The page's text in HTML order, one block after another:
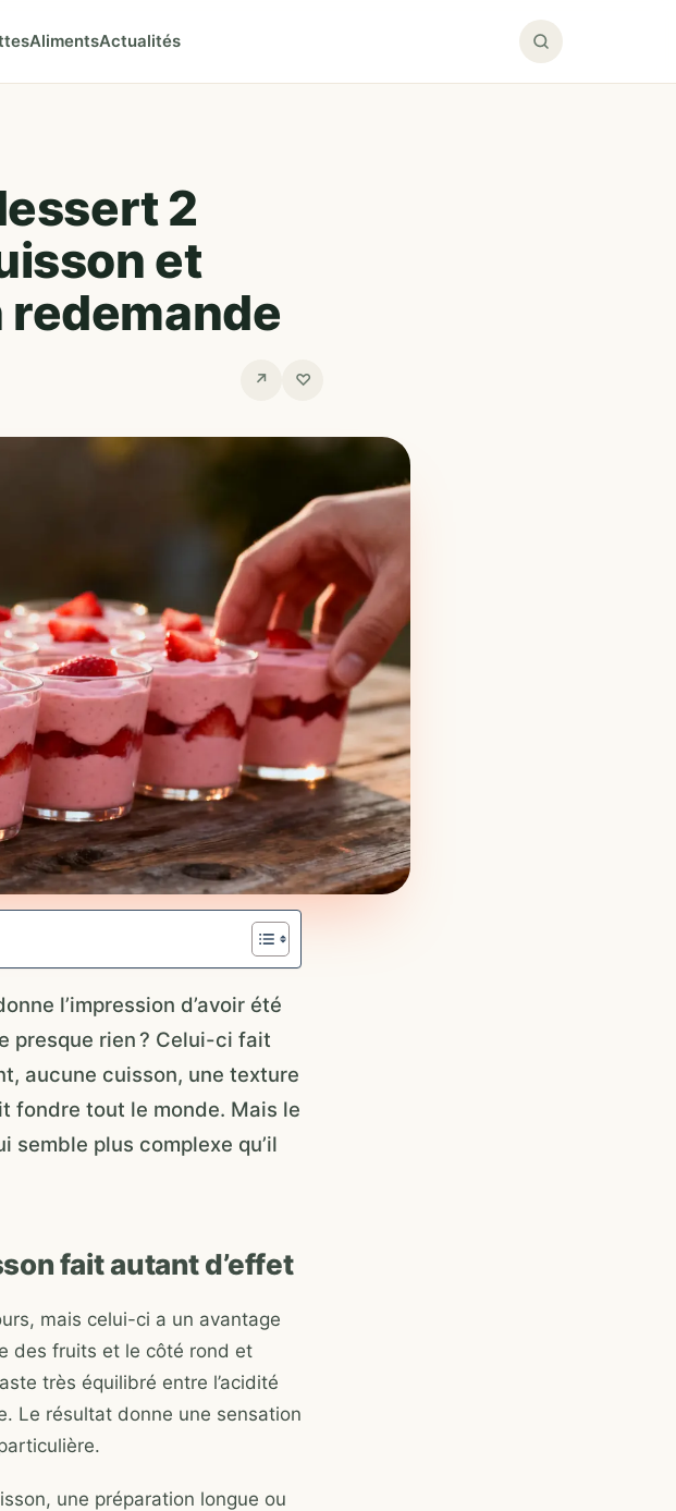
AlimentsActualités
2
et
redemande
↗ ♡
l’impression d’avoir été
presque rien ? Celui-ci fait
aucune cuisson, une texture
fondre tout le monde. Mais le
plus complexe qu’il
fait autant d’effet
mais celui-ci a un avantage
des fruits et le côté rond et
très équilibré entre l’acidité
Le résultat donne une sensation
une préparation longue ou